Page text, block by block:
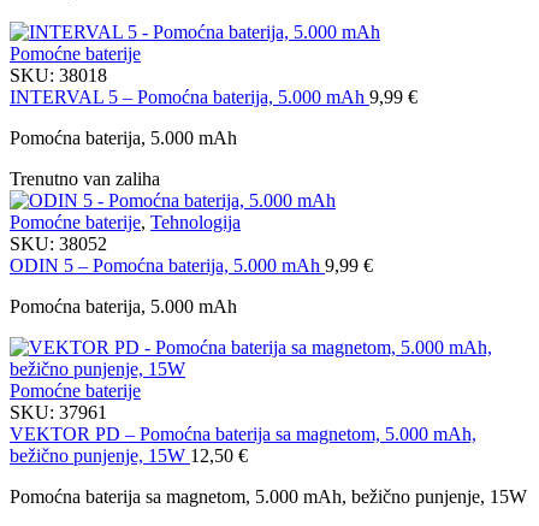
Pomoćne baterije
SKU: 38018
INTERVAL 5 – Pomoćna baterija, 5.000 mAh 9,99 €
Pomoćna baterija, 5.000 mAh
Trenutno van zaliha
Pomoćne baterije, Tehnologija
SKU: 38052
ODIN 5 – Pomoćna baterija, 5.000 mAh 9,99 €
Pomoćna baterija, 5.000 mAh
Pomoćne baterije
SKU: 37961
VEKTOR PD – Pomoćna baterija sa magnetom, 5.000 mAh,
bežično punjenje, 15W 12,50 €
Pomoćna baterija sa magnetom, 5.000 mAh, bežično punjenje, 15W